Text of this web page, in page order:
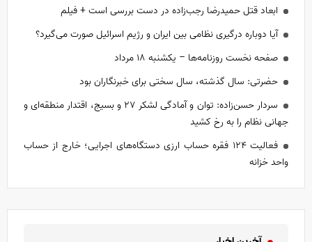
ابعاد قتل حمیدرضا رجب‌زاده در دست بررسی است + فیلم
آیا دوباره درگیری نظامی بین ایران و رژیم اسرائیل صورت می‌گیرد؟
صفحه نخست روزنامه‌ها – یکشنبه ۱۸ مرداد
حضرتی: سال گذشته، سال سختی برای خبرنگاران بود
سردار حسن‌زاده: توان و آمادگی لشکر ۲۷ و بسیج، اقتدار منطقه‌ای و
جهانی نظام را به رخ کشید
فعالیت ۱۲۴ فقره حساب ارزی دستگاه‌های اجرایی؛ خارج از حساب
واحد خزانه